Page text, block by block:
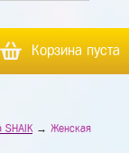
Корзина пуста
→ Женская